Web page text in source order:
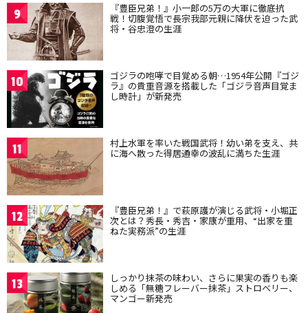
9 『豊臣兄弟！』小一郎の5万の大軍に徹底抗
戦！切腹覚悟で長宗我部元親に降伏を迫った武
将・谷忠澄の生涯
10 ゴジラの咆哮で目覚める朝…1954年公開『ゴジ
ラ』の貴重音源を搭載した「ゴジラ音声目覚ま
し時計」が新発売
11 村上水軍を率いた戦国武将！幼い弟を支え、共
に海へ散った得居通幸の波乱に満ちた生涯
12 『豊臣兄弟！』で萩原護が演じる武将・小堀正
次とは？秀長・秀吉・家康が重用、“出家を重
ねた実務派”の生涯
13 しっかり抹茶の味わい、さらに果実の香りも楽
しめる「無糖フレーバー抹茶」ストロベリー、
マンゴー新発売